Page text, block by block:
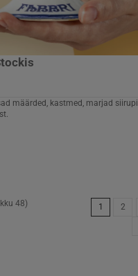
määrded, kastmed, marjad
48) 1 2